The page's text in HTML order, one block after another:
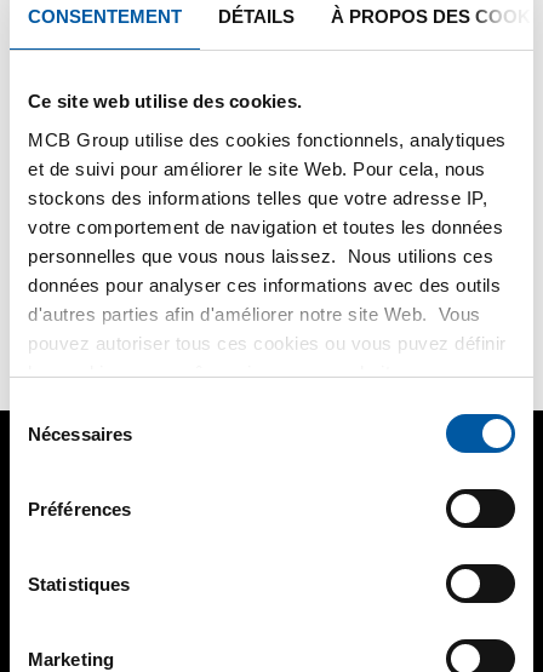
CONSENTEMENT DÉTAILS À PROPOS DES
Ce site web utilise des cookies.
MCB Group utilise des cookies fonctionnels, analytiques
et de suivi pour améliorer le site Web. Pour cela, nous
stockons des informations telles que votre adresse IP,
votre comportement de navigation et toutes les données
personnelles que vous nous laissez. Nous utilions ces
données pour analyser ces informations avec des outils
d'autres parties afin d'améliorer notre site Web. Vous
pouvez autoriser tous ces cookies ou vous puvez définir
les cookies vous-même si vous ne souhaitez pas que
plus d'informations sur les cookies que nous conservons
et les parties avec lesquelles nous travaillons dans notre
règlementICI
Sélection
Nécessaires
Préférences
Statistiques
Marketing
Hulp nodig?
Meer informatie over de soorten alumunium platen.
LEES MEER
Pas d'article trouvé Tubes
Vous n'avez pas trouvé ce que vous cherchez? Un
COLLABORATEURpeut vous aider!
Mon Testas
À propos de Testas